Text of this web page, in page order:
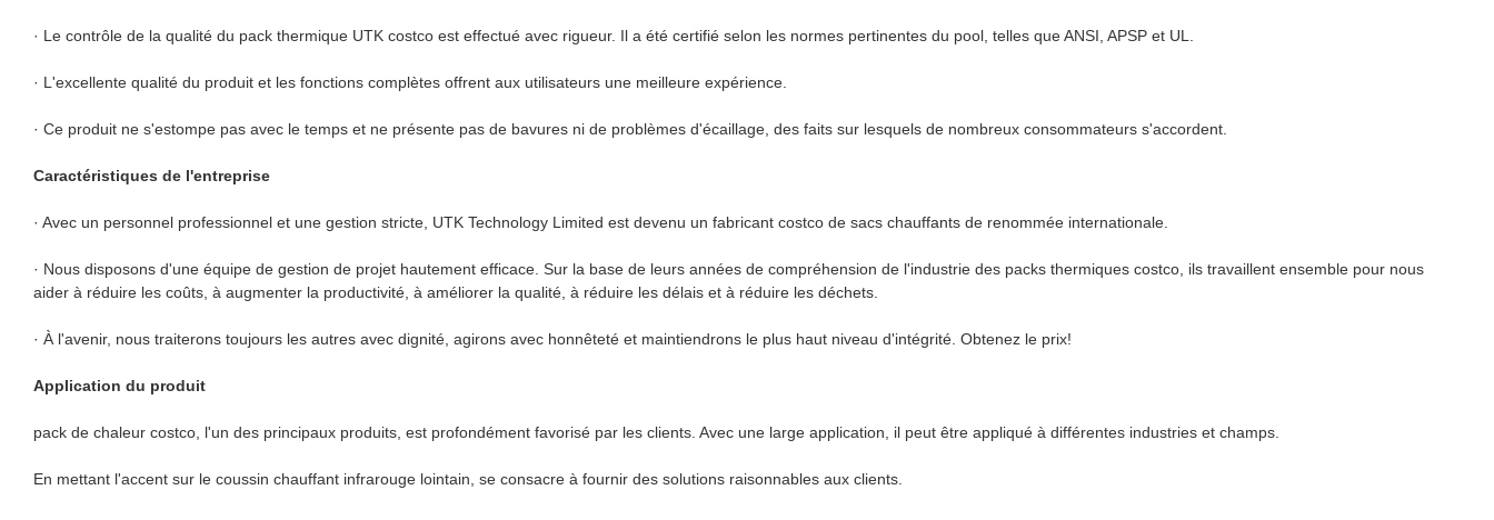
· Le contrôle de la qualité du pack thermique UTK costco est effectué avec rigueur. Il a été certifié selon les normes pertinentes du pool, telles que ANSI, APSP et UL.
· L'excellente qualité du produit et les fonctions complètes offrent aux utilisateurs une meilleure expérience.
· Ce produit ne s'estompe pas avec le temps et ne présente pas de bavures ni de problèmes d'écaillage, des faits sur lesquels de nombreux consommateurs s'accordent.
Caractéristiques de l'entreprise
· Avec un personnel professionnel et une gestion stricte, UTK Technology Limited est devenu un fabricant costco de sacs chauffants de renommée internationale.
· Nous disposons d'une équipe de gestion de projet hautement efficace. Sur la base de leurs années de compréhension de l'industrie des packs thermiques costco, ils travaillent ensemble pour nous
aider à réduire les coûts, à augmenter la productivité, à améliorer la qualité, à réduire les délais et à réduire les déchets.
· À l'avenir, nous traiterons toujours les autres avec dignité, agirons avec honnêteté et maintiendrons le plus haut niveau d'intégrité. Obtenez le prix!
Application du produit
pack de chaleur costco, l'un des principaux produits, est profondément favorisé par les clients. Avec une large application, il peut être appliqué à différentes industries et champs.
En mettant l'accent sur le coussin chauffant infrarouge lointain, se consacre à fournir des solutions raisonnables aux clients.